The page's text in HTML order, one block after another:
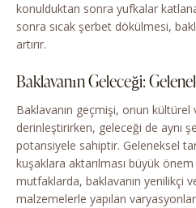
konulduktan sonra yufkalar
sonra sıcak şerbet dökülmesi,
artırır.
Baklavanın Geleceği:
Baklavanın geçmişi, onun kültürel
derinleştirirken, geleceği de aynı
potansiyele sahiptir. Geleneksel
kuşaklara aktarılması büyük
mutfaklarda, baklavanın yenilikçi
malzemelerle yapılan